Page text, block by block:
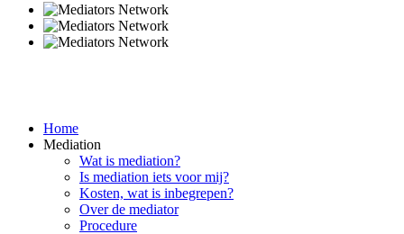
Home
Mediation
Wat is mediation?
Is mediation iets voor mij?
Kosten, wat is inbegrepen?
Over de mediator
Procedure